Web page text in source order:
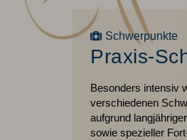
Schwerpunkte
Praxis-
Besonders intensiv
verschiedenen
aufgrund
sowie spezieller